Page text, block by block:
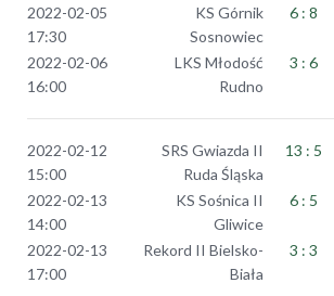
2022-02-05
17:30
KS Górnik
Sosnowiec
6 : 8
2022-02-06
16:00
LKS Młodość
Rudno
3 : 6
2022-02-12
15:00
SRS Gwiazda II
Ruda Śląska
13 : 5
2022-02-13
14:00
KS Sośnica II
Gliwice
6 : 5
2022-02-13
17:00
Rekord II Bielsko-
Biała
3 : 3